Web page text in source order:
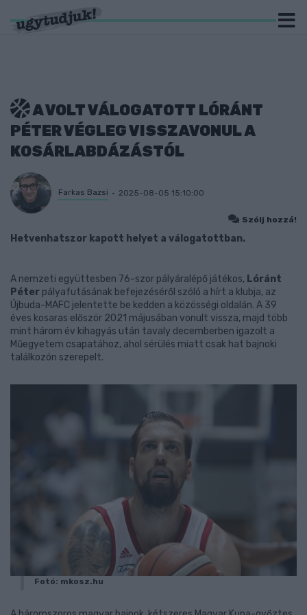
A VOLT VÁLOGATOTT LÓRÁNT
PÉTER VÉGLEG VISSZAVONUL A
KOSÁRLABDÁZÁSTÓL
Farkas Bazsi 2025-08-05 15:10:00
Szólj hozzá!
Hetvenhatszor kapott helyet a válogatottban.
A nemzeti együttesben 76-szor pályáralépő játékos, Lóránt
Péter pályafutásának befejezéséről szóló a hírt a klubja, az
Újbuda-MAFC jelentette be kedden a közösségi oldalán. A 39
éves kosaras először 2021 májusában vonult vissza, majd több
mint három év kihagyás után tavaly decemberben igazolt a
Műegyetem csapatához, ahol sérülés miatt csak hat bajnoki
találkozón szerepelt.
Fotó: mkosz.hu